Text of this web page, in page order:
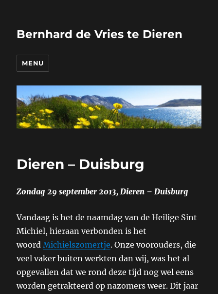
Bernhard de Vries te Dieren
MENU
Dieren – Duisburg
Zondag 29 september 2013, Dieren – Duisburg
Vandaag is het de naamdag van de Heilige Sint
Michiel, hieraan verbonden is het
woordMichielszomertje. Onze voorouders, die
veel vaker buiten werkten dan wij, was het al
opgevallen dat we rond deze tijd nog wel eens
worden getrakteerd op nazomers weer. Dit jaar